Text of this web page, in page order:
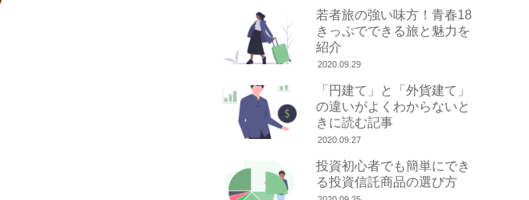
若者旅の強い味方！青春18
きっぷでできる旅と魅力を
紹介
2020.09.29
「円建て」と「外貨建て」
の違いがよくわからないと
きに読む記事
2020.09.27
投資初心者でも簡単にでき
る投資信託商品の選び方